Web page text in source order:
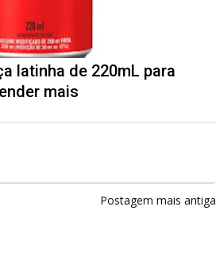
latinha de 220mL para
mais
Postagem mais antiga